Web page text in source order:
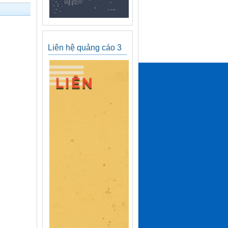
Liên hệ quảng cáo 3